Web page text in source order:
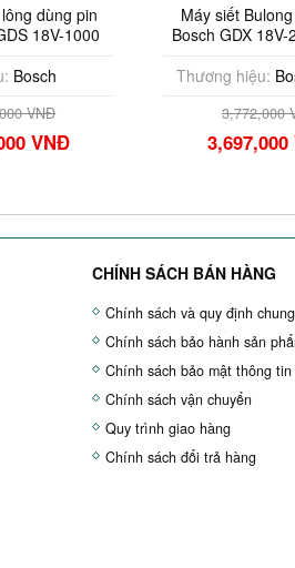
dùng pin
18V-1000
VNĐ
VNĐ
Máy siết Bulong
Bosch GDX 18V-
Thương hiệu:Bosch
3,772,000 VNĐ
3,697,000
CHÍNH SÁCH BÁN HÀNG
Chính sách và quy định chung
Chính sách bảo hành sản
Chính sách bảo mật thông tin
Chính sách vận chuyển
Quy trình giao hàng
Chính sách đổi trả hàng